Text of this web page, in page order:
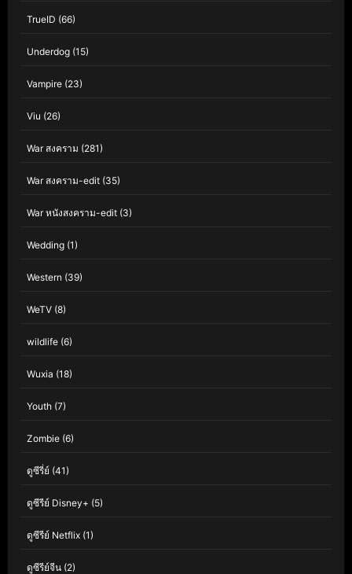
TrueID (66)
Underdog (15)
Vampire (23)
Viu (26)
War สงคราม (281)
War สงคราม-edit (35)
War หนังสงคราม-edit (3)
Wedding (1)
Western (39)
WeTV (8)
wildlife (6)
Wuxia (18)
Youth (7)
Zombie (6)
ดูซีรี่ย์ (41)
ดูซีรีย์ Disney+ (5)
ดูซีรีย์ Netflix (1)
ดูซีรีย์จีน (2)